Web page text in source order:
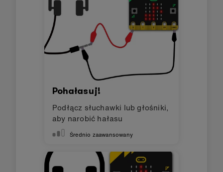
Pohałasuj!
Podłącz słuchawki lub głośniki,
aby narobić hałasu
Średnio zaawansowany